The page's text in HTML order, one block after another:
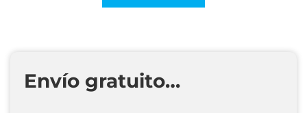
Envío gratuito…